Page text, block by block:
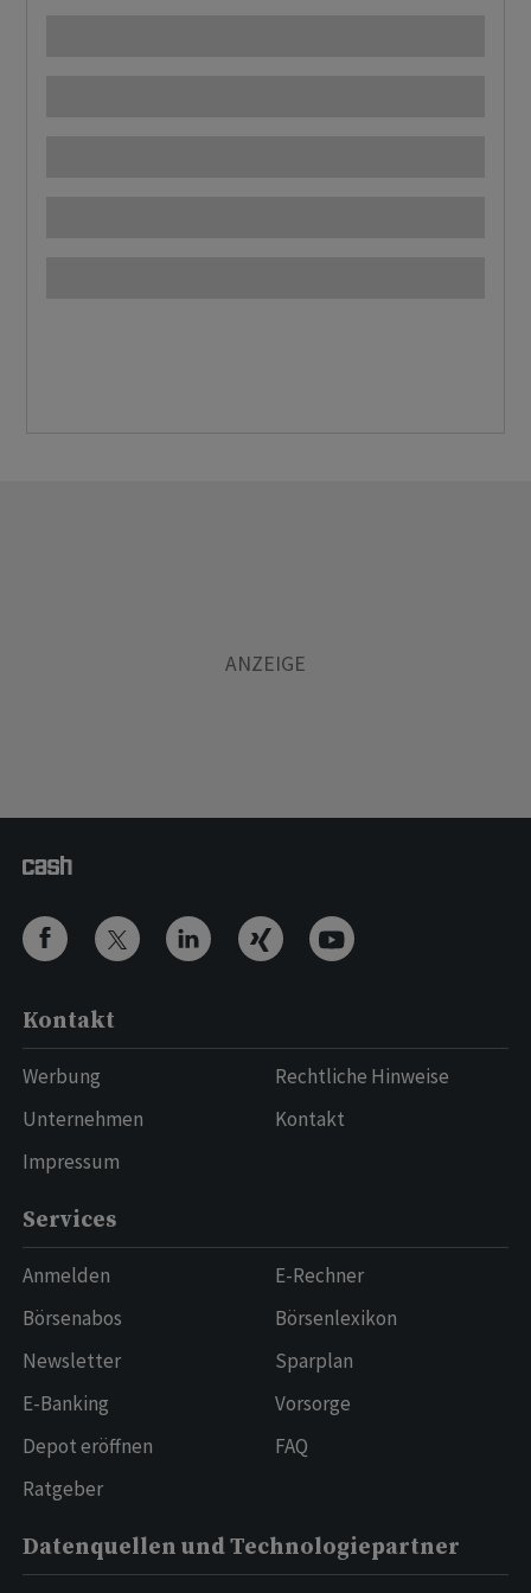
Kontakt
Werbung
Unternehmen
Impressum
Rechtliche Hinweise
Kontakt
Services
Anmelden
Börsenabos
Newsletter
E-Banking
Depot eröffnen
Ratgeber
E-Rechner
Börsenlexikon
Sparplan
Vorsorge
FAQ
Datenquellen und Technologiepartner